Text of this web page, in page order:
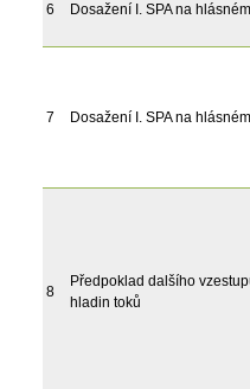
6 Dosažení I. SPA na
7 Dosažení I. SPA na
8
Předpoklad dalšího
hladin toků